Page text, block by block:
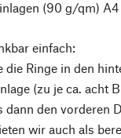
(90 g/qm)
einfach:
die Ringe in den
(zu je ca. acht
dann den vorderen
wir auch als